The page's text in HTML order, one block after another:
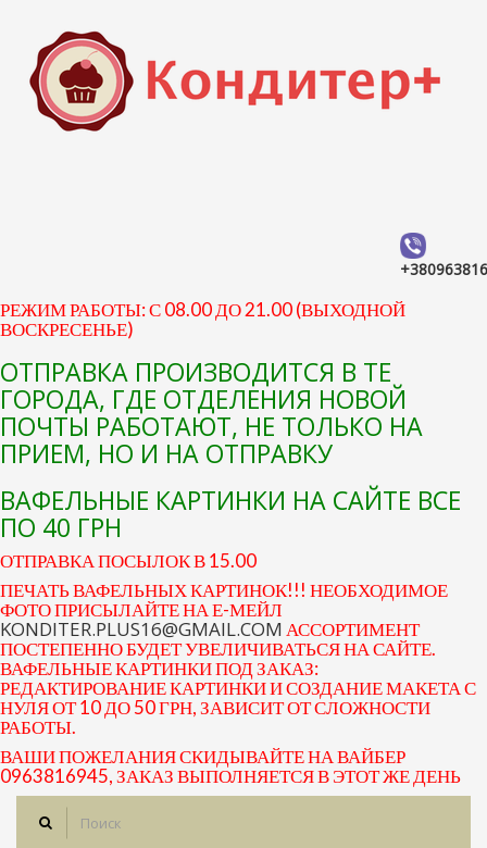
РЕЖИМ РАБОТЫ: С 08.00 ДО 21.00 (ВЫХОДНОЙ
ВОСКРЕСЕНЬЕ)
ОТПРАВКА ПРОИЗВОДИТСЯ В ТЕ
ГОРОДА, ГДЕ ОТДЕЛЕНИЯ НОВОЙ
ПОЧТЫ РАБОТАЮТ, НЕ ТОЛЬКО НА
ПРИЕМ, НО И НА ОТПРАВКУ
ВАФЕЛЬНЫЕ КАРТИНКИ НА САЙТЕ ВСЕ
ПО 40 ГРН
ОТПРАВКА ПОСЫЛОК В 15.00
ПЕЧАТЬ ВАФЕЛЬНЫХ КАРТИНОК!!! НЕОБХОДИМОЕ
ФОТО ПРИСЫЛАЙТЕ НА Е-МЕЙЛ
KONDITER.PLUS16@GMAIL.COM АССОРТИМЕНТ
ПОСТЕПЕННО БУДЕТ УВЕЛИЧИВАТЬСЯ НА САЙТЕ.
ВАФЕЛЬНЫЕ КАРТИНКИ ПОД ЗАКАЗ:
РЕДАКТИРОВАНИЕ КАРТИНКИ И СОЗДАНИЕ МАКЕТА С
НУЛЯ ОТ 10 ДО 50 ГРН, ЗАВИСИТ ОТ СЛОЖНОСТИ
РАБОТЫ.
ВАШИ ПОЖЕЛАНИЯ СКИДЫВАЙТЕ НА ВАЙБЕР
0963816945, ЗАКАЗ ВЫПОЛНЯЕТСЯ В ЭТОТ ЖЕ ДЕНЬ